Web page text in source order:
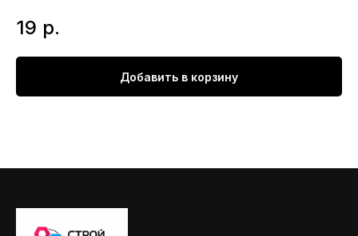
19 р.
Добавить в корзину